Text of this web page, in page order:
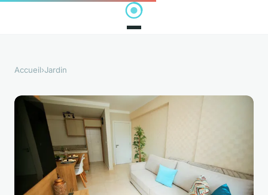
Accueil›Jardin